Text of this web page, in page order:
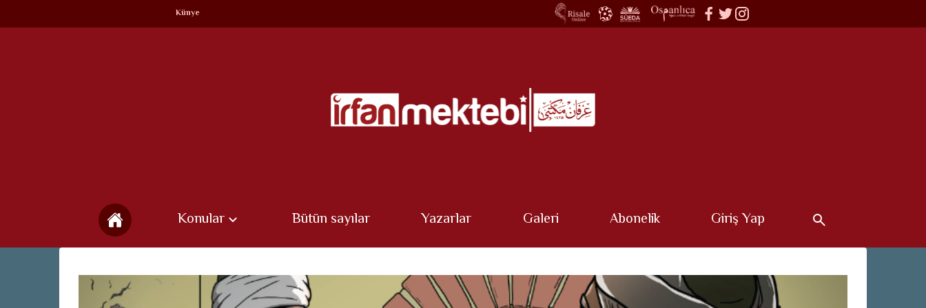
Künye
Konular Bütün sayılar Yazarlar Galeri Abonelik Giriş Yap